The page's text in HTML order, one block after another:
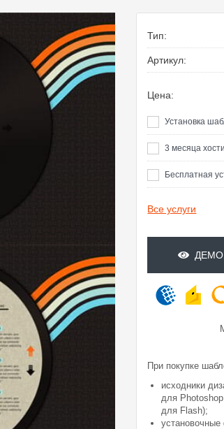
Тип:
Артикул:
Цена:
Установка
3 месяца
Бесплатная
Все услуги
ДЕМО
При покупке
исходники
для
для Flash);